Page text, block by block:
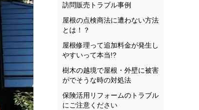
訪問販売トラブル事例
屋根の点検商法に遭わない方法
とは！？
屋根修理って追加料金が発生し
やすいって本当!?
樹木の越境で屋根・外壁に被害
がでそうな時の対処法
保険活用リフォームのトラブル
にご注意ください